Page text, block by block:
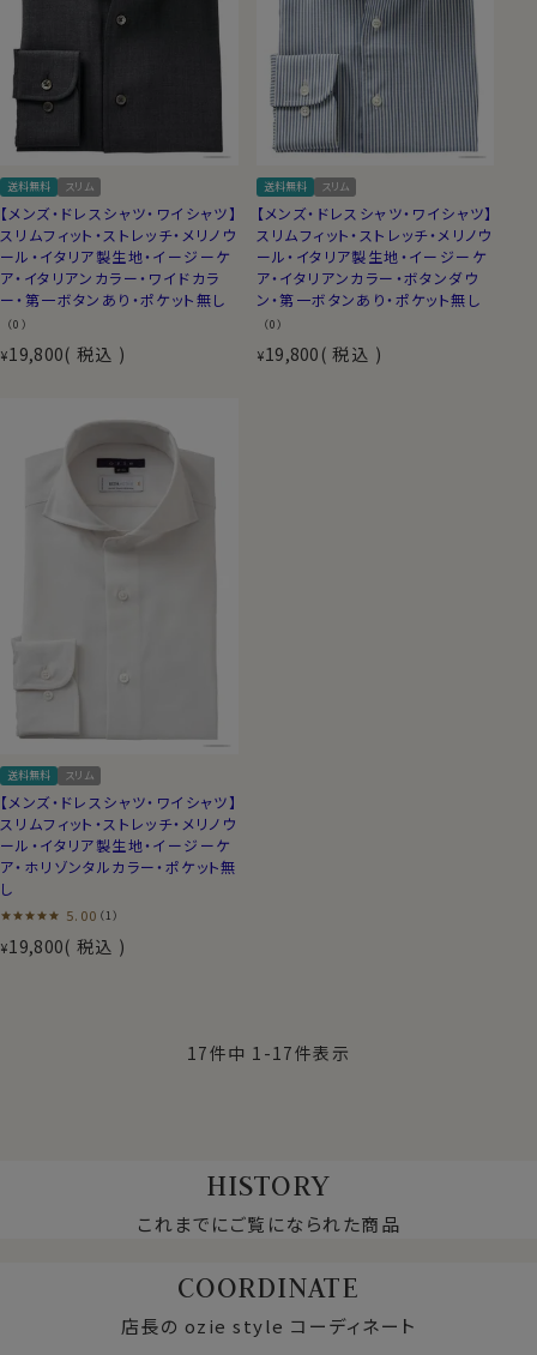
送料無料 スリム
【メンズ・ドレスシャツ・ワイシャツ】
スリムフィット・ストレッチ・メリノウ
ール・イタリア製生地・イージーケ
ア・イタリアンカラー・ワイドカラ
ー・第一ボタンあり・ポケット無し
（0）
¥19,800 税込
送料無料 スリム
【メンズ・ドレスシャツ・ワイシャツ】
スリムフィット・ストレッチ・メリノウ
ール・イタリア製生地・イージーケ
ア・イタリアンカラー・ボタンダウ
ン・第一ボタンあり・ポケット無し
（0）
¥19,800 税込
送料無料 スリム
【メンズ・ドレスシャツ・ワイシャツ】
スリムフィット・ストレッチ・メリノウ
ール・イタリア製生地・イージーケ
ア・ホリゾンタルカラー・ポケット無
し
5.00 （1）
¥19,800 税込
17件中 1 -17件表示
HISTORY
これまでにご覧になられた商品
COORDINATE
店長の ozie style コーディネート